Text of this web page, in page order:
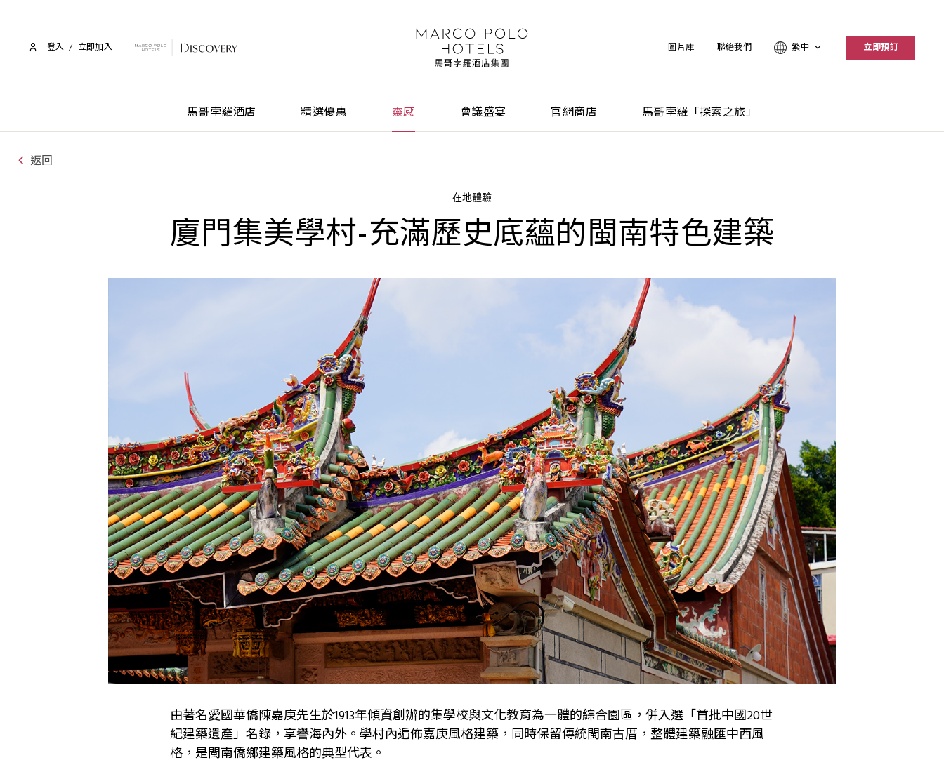
登入 / 立即加入​ 圖片庫 聯絡我們 繁中 立即預訂
馬哥孛羅酒店 精選優惠 靈感 會議盛宴 官網商店 馬哥孛羅「探索之旅」
返回
在地體驗
廈門集美學村-充滿歷史底蘊的閩南特色建築
由著名愛國華僑陳嘉庚先生於1913年傾資創辦的集學校與文化教育為一體的綜合園區，併入選「首批中國20世
紀建築遺產」名錄，享譽海內外。學村內遍佈嘉庚風格建築，同時保留傳統閩南古厝，整體建築融匯中西風
格，是閩南僑鄉建築風格的典型代表。